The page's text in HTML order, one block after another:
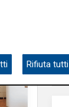
Rifiuta tutti